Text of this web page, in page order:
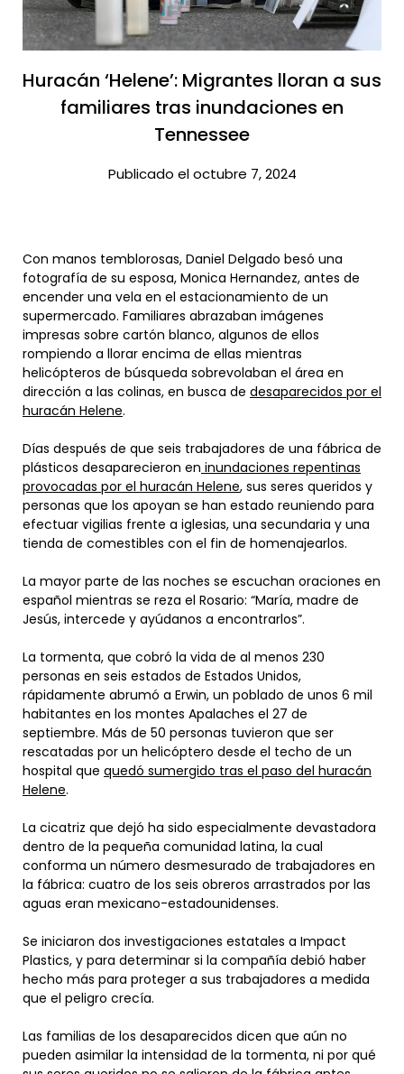
Huracán ‘Helene’: Migrantes lloran a sus
familiares tras inundaciones en
Tennessee​
Publicado el octubre 7, 2024
Con manos temblorosas, Daniel Delgado besó una
fotografía de su esposa, Monica Hernandez, antes de
encender una vela en el estacionamiento de un
supermercado. Familiares abrazaban imágenes
impresas sobre cartón blanco, algunos de ellos
rompiendo a llorar encima de ellas mientras
helicópteros de búsqueda sobrevolaban el área en
dirección a las colinas, en busca de desaparecidos por el
huracán Helene.
Días después de que seis trabajadores de una fábrica de
plásticos desaparecieron en inundaciones repentinas
provocadas por el huracán Helene, sus seres queridos y
personas que los apoyan se han estado reuniendo para
efectuar vigilias frente a iglesias, una secundaria y una
tienda de comestibles con el fin de homenajearlos.
La mayor parte de las noches se escuchan oraciones en
español mientras se reza el Rosario: “María, madre de
Jesús, intercede y ayúdanos a encontrarlos”.
La tormenta, que cobró la vida de al menos 230
personas en seis estados de Estados Unidos,
rápidamente abrumó a Erwin, un poblado de unos 6 mil
habitantes en los montes Apalaches el 27 de
septiembre. Más de 50 personas tuvieron que ser
rescatadas por un helicóptero desde el techo de un
hospital que quedó sumergido tras el paso del huracán
Helene.
La cicatriz que dejó ha sido especialmente devastadora
dentro de la pequeña comunidad latina, la cual
conforma un número desmesurado de trabajadores en
la fábrica: cuatro de los seis obreros arrastrados por las
aguas eran mexicano-estadounidenses.
Se iniciaron dos investigaciones estatales a Impact
Plastics, y para determinar si la compañía debió haber
hecho más para proteger a sus trabajadores a medida
que el peligro crecía.
Las familias de los desaparecidos dicen que aún no
pueden asimilar la intensidad de la tormenta, ni por qué